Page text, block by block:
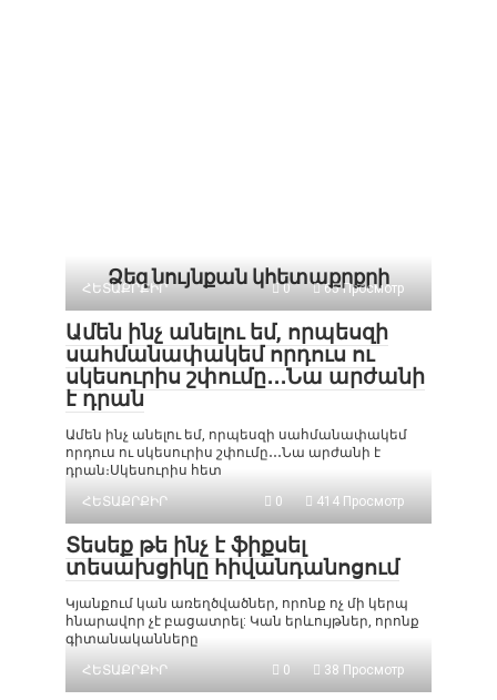
Ձեզ նույնքան կհետաքրքրի
ՀԵՏԱՔՐՔԻՐ 0 65 Просмотр
Ամեն ինչ անելու եմ, որպեսզի
սահմանափակեմ որդուս ու
սկեսուրիս շփումը․․․Նա արժանի
է դրան
Ամեն ինչ անելու եմ, որպեսզի սահմանափակեմ
որդուս ու սկեսուրիս շփումը․․․Նա արժանի է
դրան։Սկեսուրիս հետ
ՀԵՏԱՔՐՔԻՐ
0 414 Просмотр
Տեսեք թե ինչ է ֆիքսել
տեսախցիկը հիվանդանոցում
Կյանքում կան առեղծվածներ, որոնք ոչ մի կերպ
հնարավոր չէ բացատրել: Կան երևույթներ, որոնք
գիտանականները
ՀԵՏԱՔՐՔԻՐ
0 38 Просмотр